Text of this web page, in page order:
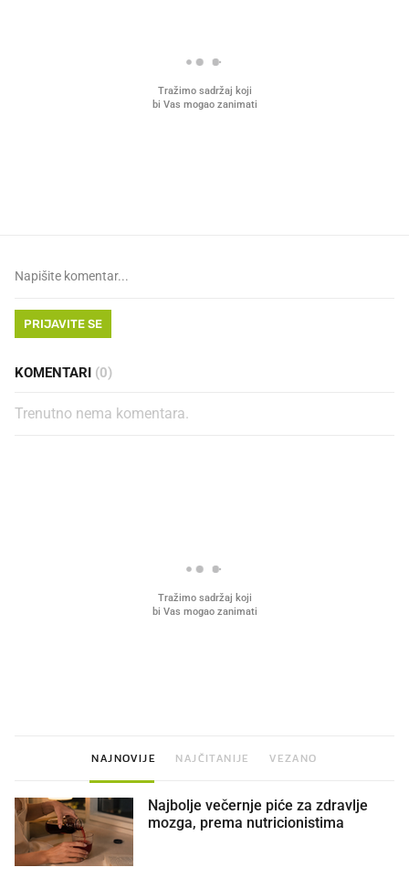
PRIJAVITE SE
KOMENTARI (0)
Trenutno nema komentara.
NAJNOVIJE NAJČITANIJE VEZANO
Najbolje večernje piće za zdravlje
mozga, prema nutricionistima